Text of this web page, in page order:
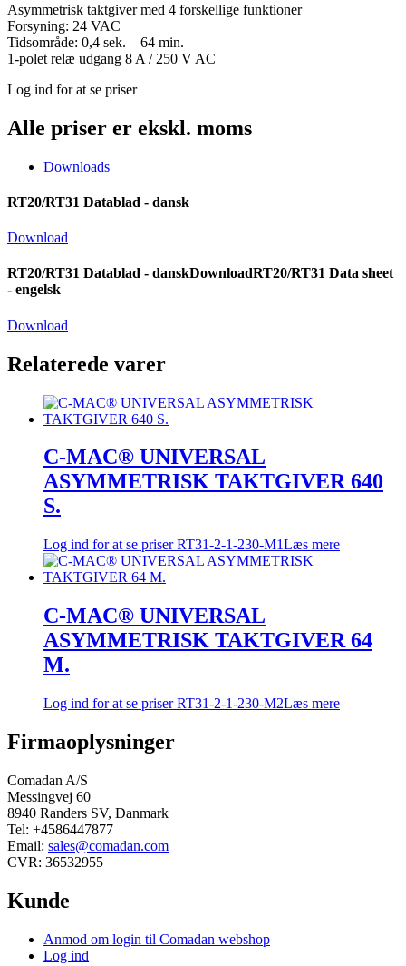
Asymmetrisk taktgiver med 4 forskellige funktioner
Forsyning: 24 VAC
Tidsområde: 0,4 sek. – 64 min.
1-polet relæ udgang 8 A / 250 V AC
Log ind for at se priser
Alle priser er ekskl. moms
Downloads
RT20/RT31 Datablad - dansk
Download
RT20/RT31 Datablad - danskDownloadRT20/RT31 Data sheet
- engelsk
Download
Relaterede varer
C-MAC® UNIVERSAL
ASYMMETRISK TAKTGIVER 640
S.
Log ind for at se priserRT31-2-1-230-M1Læs mere
C-MAC® UNIVERSAL
ASYMMETRISK TAKTGIVER 64
M.
Log ind for at se priserRT31-2-1-230-M2Læs mere
Firmaoplysninger
Comadan A/S
Messingvej 60
8940 Randers SV, Danmark
Tel: +4586447877
Email: sales@comadan.com
CVR: 36532955
Kunde
Main
Menu
Anmod om login til Comadan webshop
Log ind